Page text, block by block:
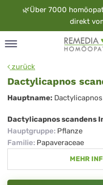
🌿Über 7000
direkt
zurück
Dactylicapnos
Dactylicapnos
scandens
Hauptname:
Dactylicapnos scandens
Hauptgruppe: Pflanze
Familie: Papaveraceae
MEHR